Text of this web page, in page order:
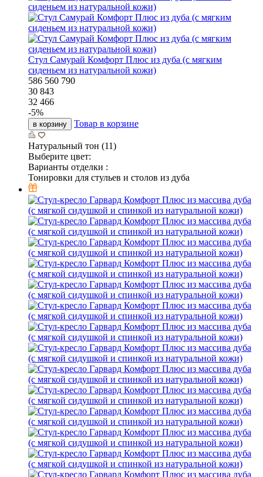
Стул Самурай Комфорт Плюс из дуба (с мягким
сиденьем из натуральной кожи)
586 560 790
30 843
32 466
-5%
в корзину Товар в корзине
Натуральный тон (11)
Выберите цвет:
Варианты отделки :
Тонировки для стульев и столов из дуба